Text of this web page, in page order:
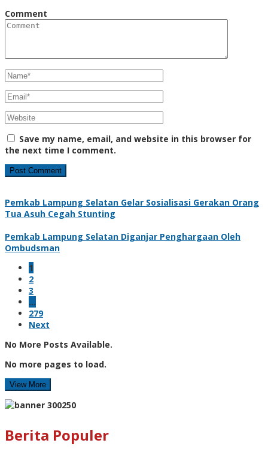
Comment
Save my name, email, and website in this browser for
the next time I comment.
Pemkab Lampung Selatan Gelar Sosialisasi Gerakan Orang
Tua Asuh Cegah Stunting
Pemkab Lampung Selatan Diganjar Penghargaan Oleh
Ombudsman
1
2
3
…
279
Next
No More Posts Available.
No more pages to load.
View More
Berita Populer